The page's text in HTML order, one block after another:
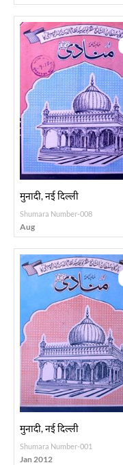
मुनादी, नई दिल्ली
Shumara Number-008
Aug
मुनादी, नई दिल्ली
Shumara Number-001
Jan 2012